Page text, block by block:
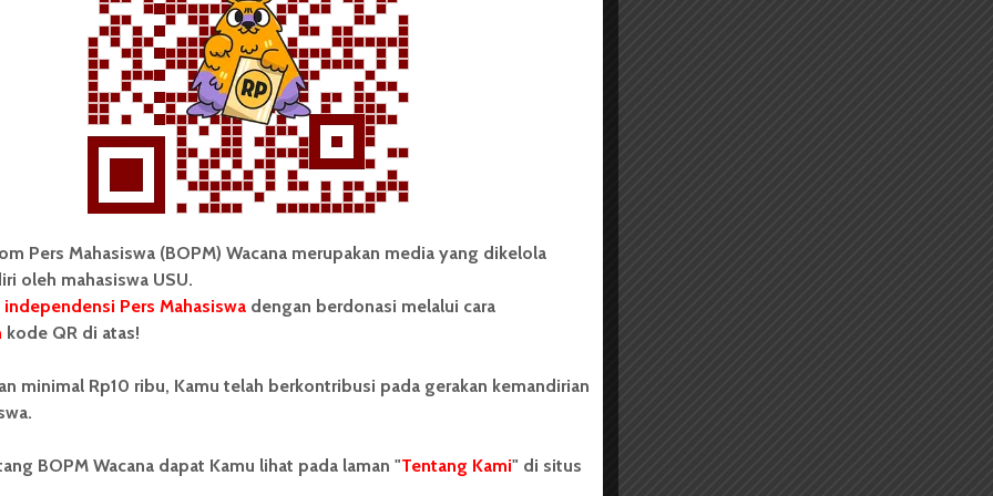
Singapura membenarkan negaranya sebagai
Singapura juga mulai gerah dengan
telah melakukan ratifikasi terhadap Konvensi
telah lama meratifikasi perjanjian timbal balik
begitu mereka juga telah menempatkan posisi
uang.
terhadap negeri jiran ini tetap saja buruk. Hingga
yang nyaman bagi koruptor asal Indonesia.
solidaritas terhadap negara ASEAN-terutama
korupsi.
pemerintah Indonesia dan Singapura dapat
korupsi. Indonesia harus menempatkan
dalam menangani kasus korupsi. Jadi, tidak ada
adalah skenario dari pihak-pihak tertentu. Begitu juga
Pers Mahasiswa (BOPM) Wacana merupakan media yang dikelola
oleh mahasiswa USU.
Pers Mahasiswa dengan berdonasi melalui cara
kode QR di atas!
minimal Rp10 ribu, Kamu telah berkontribusi pada gerakan kemandirian
BOPM Wacana dapat Kamu lihat pada laman "Tentang Kami" di situs